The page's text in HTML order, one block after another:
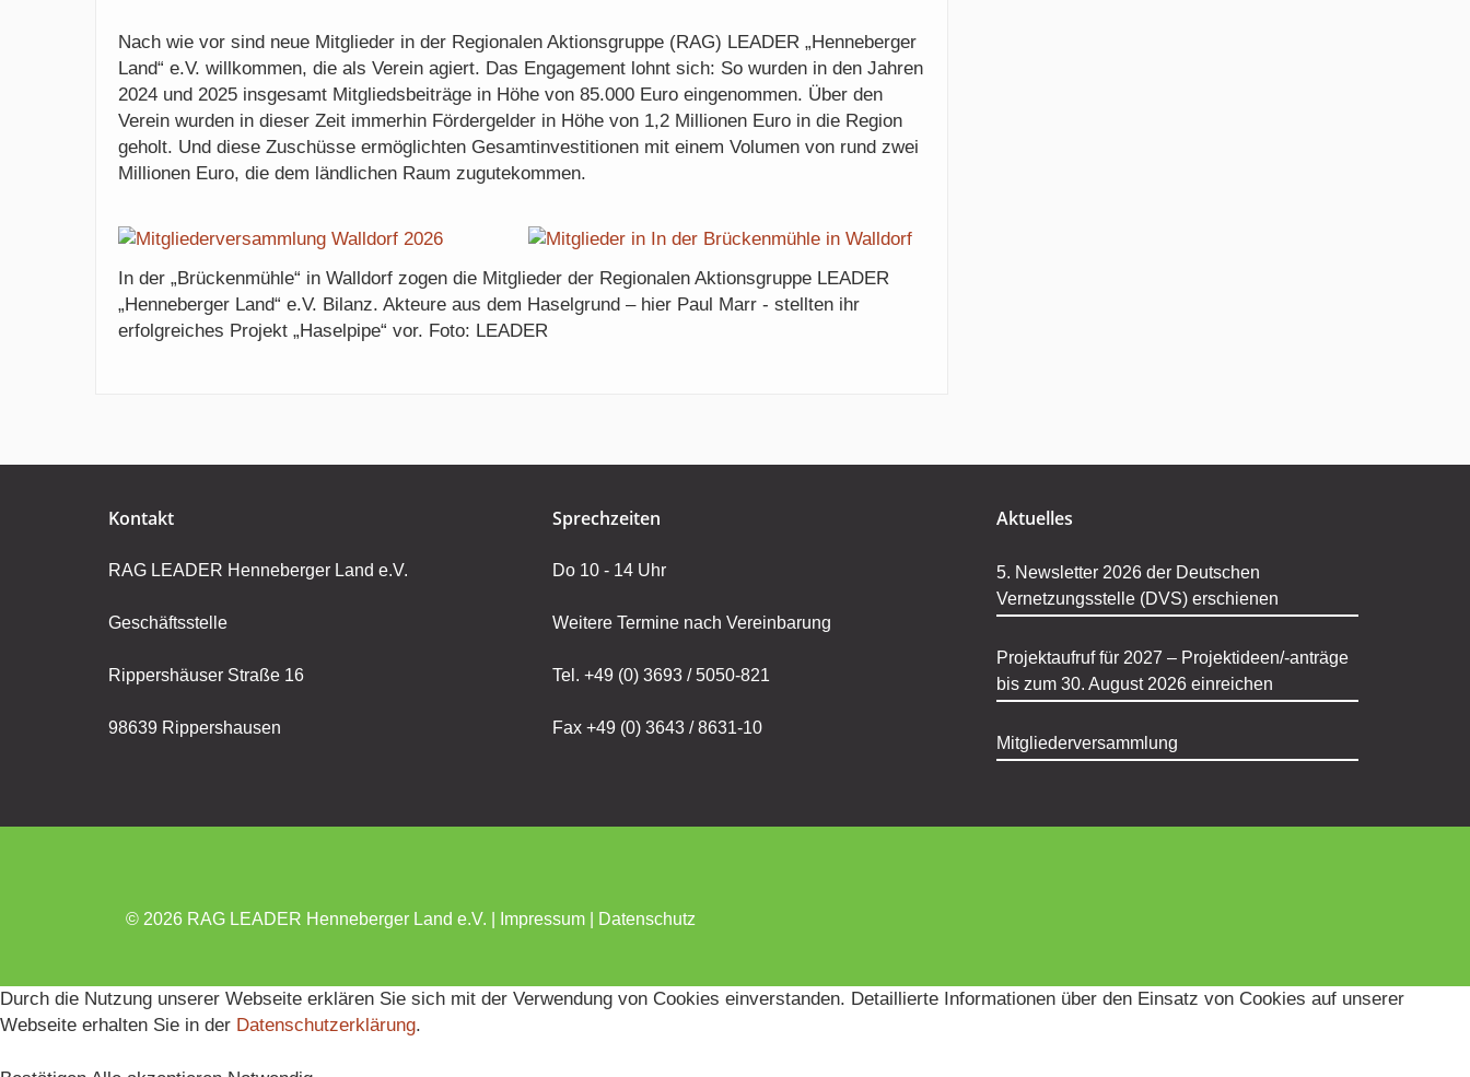
Nach wie vor sind neue Mitglieder in der Regionalen Aktionsgruppe (RAG) LEADER „Henneberger
Land“ e.V. willkommen, die als Verein agiert. Das Engagement lohnt sich: So wurden in den Jahren
2024 und 2025 insgesamt Mitgliedsbeiträge in Höhe von 85.000 Euro eingenommen. Über den
Verein wurden in dieser Zeit immerhin Fördergelder in Höhe von 1,2 Millionen Euro in die Region
geholt. Und diese Zuschüsse ermöglichten Gesamtinvestitionen mit einem Volumen von rund zwei
Millionen Euro, die dem ländlichen Raum zugutekommen.
In der „Brückenmühle“ in Walldorf zogen die Mitglieder der Regionalen Aktionsgruppe LEADER
„Henneberger Land“ e.V. Bilanz. Akteure aus dem Haselgrund – hier Paul Marr - stellten ihr
erfolgreiches Projekt „Haselpipe“ vor. Foto: LEADER
Kontakt
RAG LEADER Henneberger Land e.V.
Geschäftsstelle
Rippershäuser Straße 16
98639 Rippershausen
Sprechzeiten
Do 10 - 14 Uhr
Weitere Termine nach Vereinbarung
Tel. +49 (0) 3693 / 5050-821
Fax +49 (0) 3643 / 8631-10
Aktuelles
5. Newsletter 2026 der Deutschen
Vernetzungsstelle (DVS) erschienen
Projektaufruf für 2027 – Projektideen/-anträge
bis zum 30. August 2026 einreichen
Mitgliederversammlung
© 2026 RAG LEADER Henneberger Land e.V. | Impressum Datenschutz
Durch die Nutzung unserer Webseite erklären Sie sich mit der Verwendung von Cookies einverstanden. Detaillierte Informationen über den Einsatz von Cookies auf unserer
Webseite erhalten Sie in der Datenschutzerklärung.